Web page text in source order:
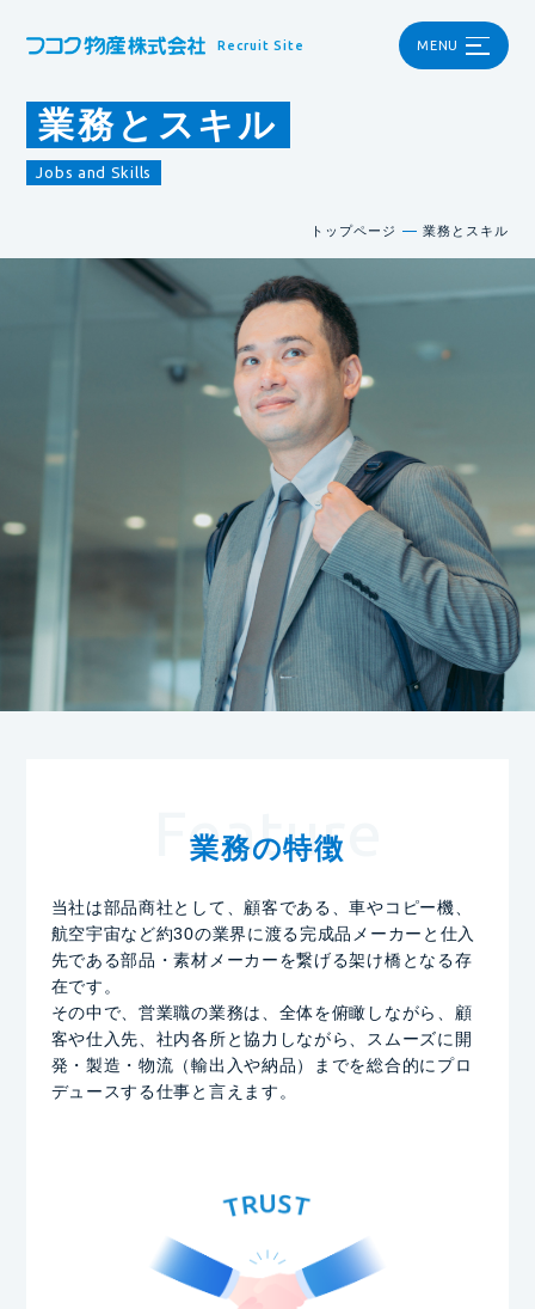
Recruit Site MENU
業務とスキル
Jobs and Skills
トップページ 業務とスキル
Feature
業務の特徴
当社は部品商社として、顧客である、車やコピー機、
航空宇宙など約30の業界に渡る完成品メーカーと仕入
先である部品・素材メーカーを繋げる架け橋となる存
在です。
その中で、営業職の業務は、全体を俯瞰しながら、顧
客や仕入先、社内各所と協力しながら、
スムーズに開
発・製造・物流（輸出入や納品）までを総合的にプロ
デュースする仕事と言えます。